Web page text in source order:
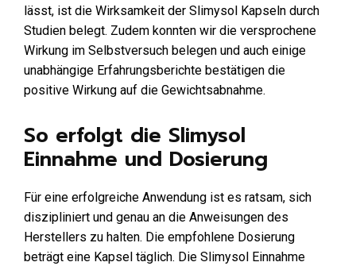
lässt, ist die Wirksamkeit der Slimysol Kapseln durch
Studien belegt. Zudem konnten wir die versprochene
Wirkung im Selbstversuch belegen und auch einige
unabhängige Erfahrungsberichte bestätigen die
positive Wirkung auf die Gewichtsabnahme.
So erfolgt die Slimysol
Einnahme und Dosierung
Für eine erfolgreiche Anwendung ist es ratsam, sich
diszipliniert und genau an die Anweisungen des
Herstellers zu halten. Die empfohlene Dosierung
beträgt eine Kapsel täglich. Die Slimysol Einnahme